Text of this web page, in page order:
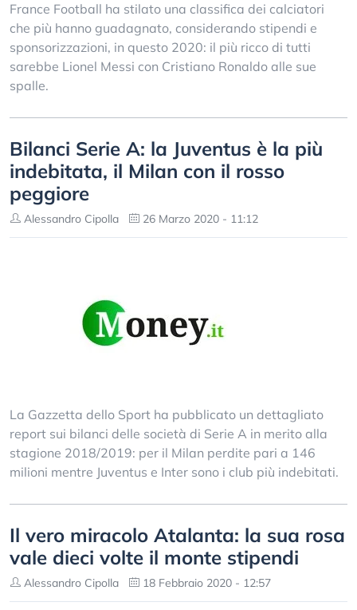
France Football ha stilato una classifica dei calciatori
che più hanno guadagnato, considerando stipendi e
sponsorizzazioni, in questo 2020: il più ricco di tutti
sarebbe Lionel Messi con Cristiano Ronaldo alle sue
spalle.
Bilanci Serie A: la Juventus è la più
indebitata, il Milan con il rosso
peggiore
Alessandro Cipolla 26 Marzo 2020 - 11:12
La Gazzetta dello Sport ha pubblicato un dettagliato
report sui bilanci delle società di Serie A in merito alla
stagione 2018/2019: per il Milan perdite pari a 146
milioni mentre Juventus e Inter sono i club più indebitati.
Il vero miracolo Atalanta: la sua rosa
vale dieci volte il monte stipendi
Alessandro Cipolla 18 Febbraio 2020 - 12:57